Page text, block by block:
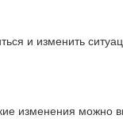
и изменить
изменения можно